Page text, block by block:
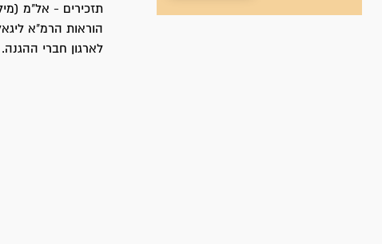
הוראות הרמ"א
לארגון חברי ההגנה.